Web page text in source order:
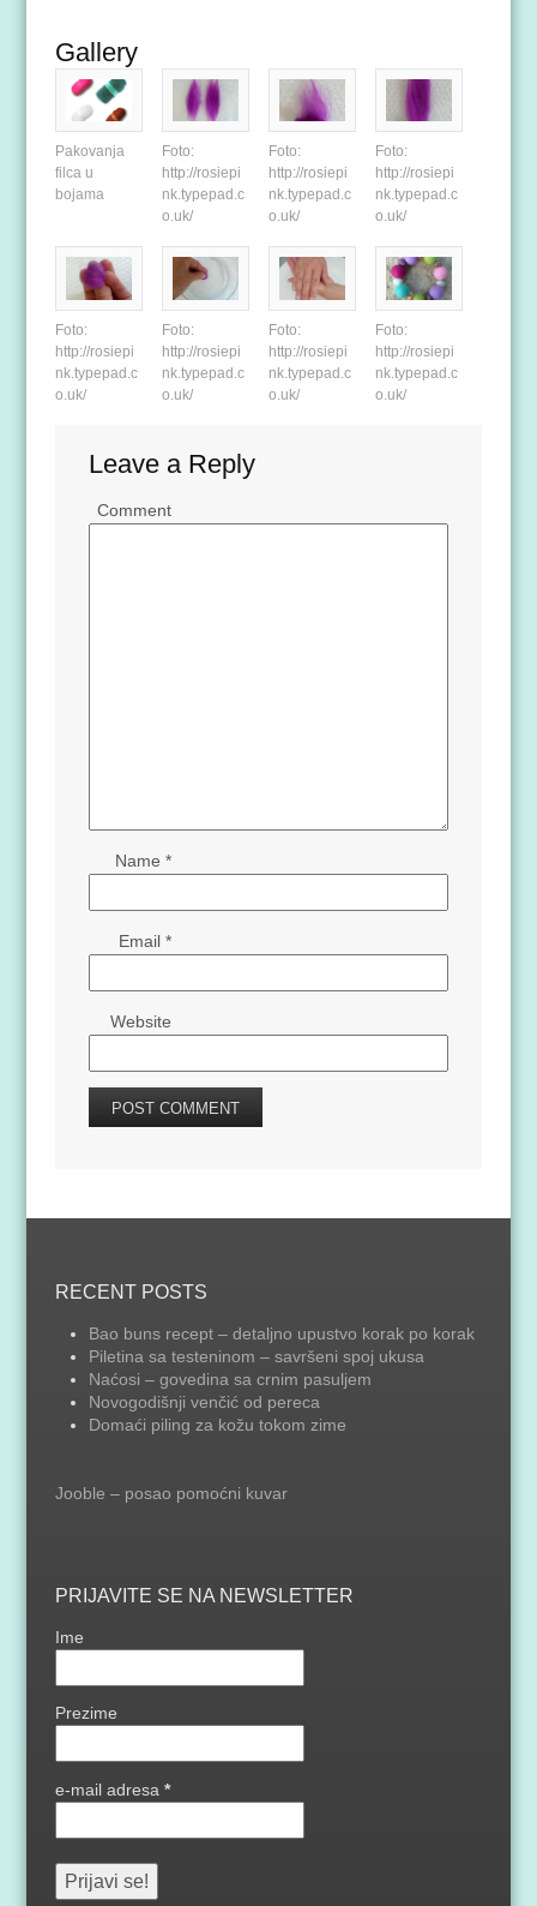
Gallery
Pakovanja
filca u
bojama
Foto:
http://rosiepi
nk.typepad.c
o.uk/
Foto:
http://rosiepi
nk.typepad.c
o.uk/
Foto:
http://rosiepi
nk.typepad.c
o.uk/
Foto:
http://rosiepi
nk.typepad.c
o.uk/
Foto:
http://rosiepi
nk.typepad.c
o.uk/
Foto:
http://rosiepi
nk.typepad.c
o.uk/
Foto:
http://rosiepi
nk.typepad.c
o.uk/
Leave a Reply
Comment
Name *
Email *
Website
RECENT POSTS
Bao buns recept – detaljno upustvo korak po korak
Piletina sa testeninom – savršeni spoj ukusa
Naćosi – govedina sa crnim pasuljem
Novogodišnji venčić od pereca
Domaći piling za kožu tokom zime
Jooble – posao pomoćni kuvar
PRIJAVITE SE NA NEWSLETTER
Ime
Prezime
e-mail adresa*